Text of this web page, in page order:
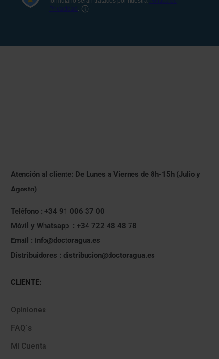
Atención al cliente: De Lunes a Viernes de 8h-15h (Julio y
Agosto)
Teléfono : +34 91 006 37 00
Móvil y Whatsapp : +34 722 48 48 78
Email : info@doctoragua.es
Distribuidores : distribucion@doctoragua.es
CLIENTE:
Opiniones
FAQ´s
Mi Cuenta